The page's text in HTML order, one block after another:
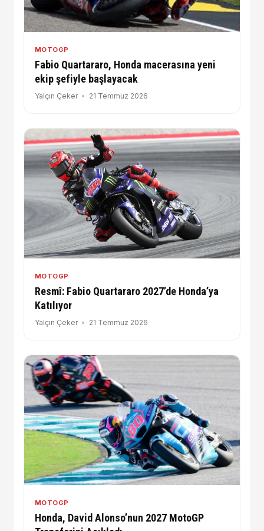
MOTOGP
Fabio Quartararo, Honda macerasına yeni
ekip şefiyle başlayacak
Yalçın Çeker 21 Temmuz 2026
MOTOGP
Resmî: Fabio Quartararo 2027’de Honda’ya
Katılıyor
Yalçın Çeker 21 Temmuz 2026
MOTOGP
Honda, David Alonso’nun 2027 MotoGP